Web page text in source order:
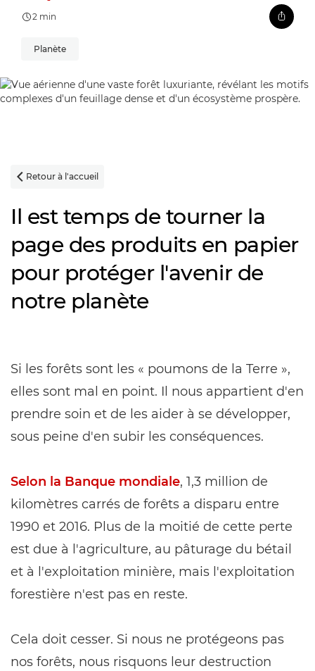
2 min
Planète
 Retour à l'accueil
Il est temps de tourner la
page des produits en papier
pour protéger l'avenir de
notre planète
Si les forêts sont les « poumons de la Terre »,
elles sont mal en point. Il nous appartient d'en
prendre soin et de les aider à se développer,
sous peine d'en subir les conséquences.
Selon la Banque mondiale, 1,3 million de
kilomètres carrés de forêts a disparu entre
1990 et 2016. Plus de la moitié de cette perte
est due à l'agriculture, au pâturage du bétail
et à l'exploitation minière, mais l'exploitation
forestière n'est pas en reste.
Cela doit cesser. Si nous ne protégeons pas
nos forêts, nous risquons leur destruction